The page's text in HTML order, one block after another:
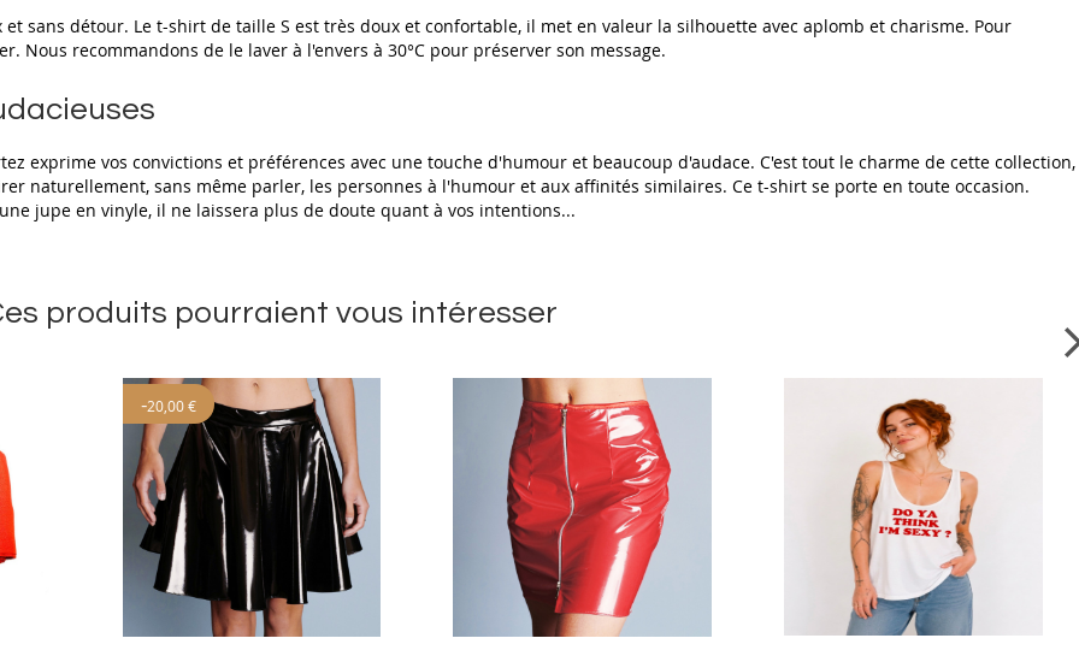
sans détour. Le t-shirt de taille S est très doux et confortable, il met en valeur la silhouette avec aplomb et charisme. Pour
recommandons de le laver à l'envers à 30°C pour préserver son message.
exprime vos convictions et préférences avec une touche d'humour et beaucoup d'audace. C'est tout le charme de cette collection,
naturellement, sans même parler, les personnes à l'humour et aux affinités similaires. Ce t-shirt se porte en toute occasion.
jupe en vinyle, il ne laissera plus de doute quant à vos intentions...
produits pourraient vous intéresser
-20,00 €